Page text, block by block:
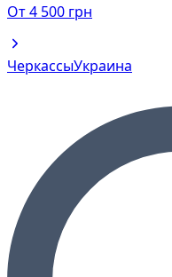
От4 500 грн
ЧеркассыУкраина